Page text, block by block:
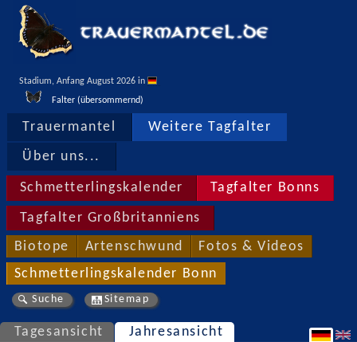
Stadium, Anfang August 2026 in
Falter (übersommernd)
Trauermantel Weitere Tagfalter
Über uns...
Schmetterlingskalender Tagfalter Bonns
Tagfalter Großbritanniens
Biotope Artenschwund Fotos & Videos
Schmetterlingskalender Bonn
Suche Sitemap
Tagesansicht Jahresansicht